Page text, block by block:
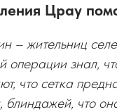
Црау
– жительниц
операции знал,
что сетка
блиндажей, что